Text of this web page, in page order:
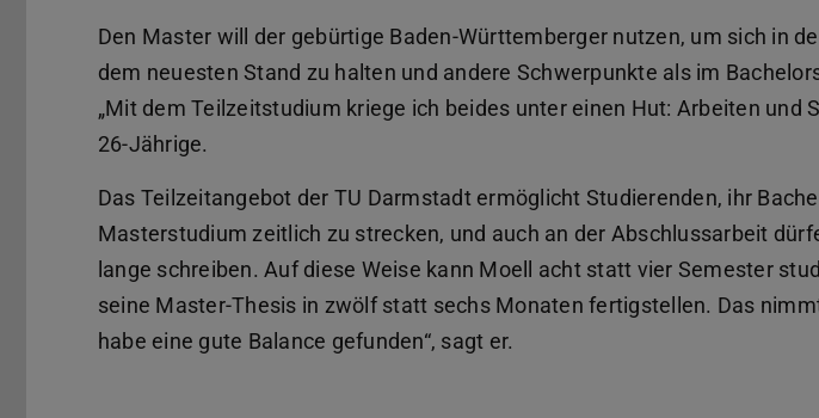
Den Master will der gebürtige Baden-Württemberger nutzen, um sich in
dem neuesten Stand zu halten und andere Schwerpunkte als im
„Mit dem Teilzeitstudium kriege ich beides unter einen Hut: Arbeiten und
26-Jährige.
Das Teilzeitangebot der TU Darmstadt ermöglicht Studierenden, ihr
Masterstudium zeitlich zu strecken, und auch an der Abschlussarbeit
lange schreiben. Auf diese Weise kann Moell acht statt vier Semester
seine Master-Thesis in zwölf statt sechs Monaten fertigstellen. Das
habe eine gute Balance gefunden“, sagt er.